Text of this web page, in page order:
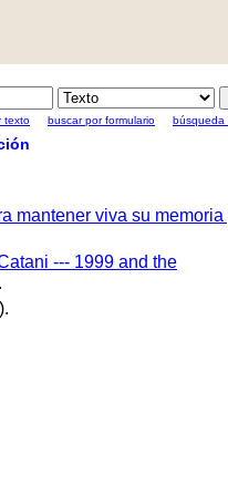
texto buscar por formulario búsqueda
mantener viva su memoria
--- 1999 and the